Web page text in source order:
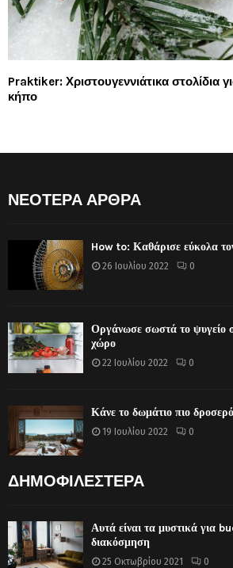
Praktiker: Χριστουγεννιάτικα στολίδια
κήπο
ΝΕΟΤΕΡΑ ΑΡΘΡΑ
How to: Καθάρισε εύκολα
26 Ιουλίου 2022 0
Οργάνωσε σωστά το ψυγείο
χώρο
22 Ιουλίου 2022 0
Κάνε το δωμάτιο πιο
19 Ιουλίου 2022 0
ΔΗΜΟΦΙΛΕΣΤΕΡΑ
Αυτά είναι τα μυστικά για
διακόσμηση
25 Οκτωβρίου 2021 0